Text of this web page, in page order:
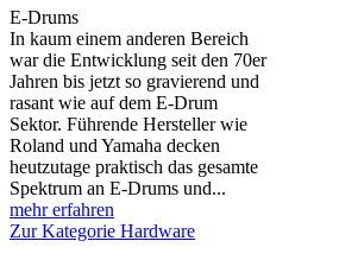
E-Drums
In kaum einem anderen Bereich
war die Entwicklung seit den 70er
Jahren bis jetzt so gravierend und
rasant wie auf dem E-Drum
Sektor. Führende Hersteller wie
Roland und Yamaha decken
heutzutage praktisch das gesamte
Spektrum an E-Drums und...
mehr erfahren
Zur Kategorie Hardware